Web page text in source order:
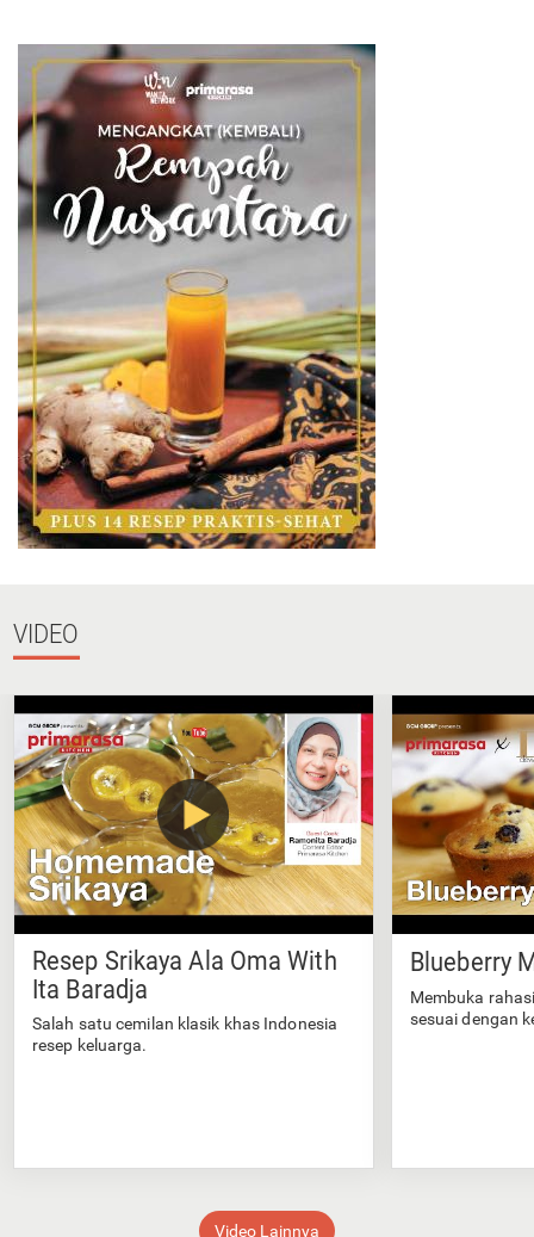
VIDEO
Resep Srikaya Ala Oma With
Ita Baradja
Salah satu cemilan klasik khas Indonesia
resep keluarga.
Blueberry
Membuka
sesuai dengan
Video Lainnya